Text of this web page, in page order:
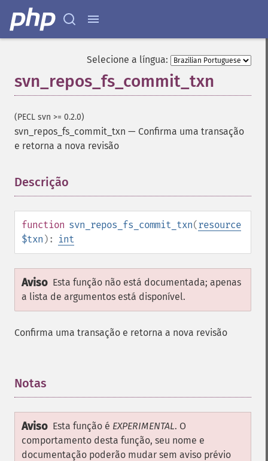
Selecione a língua:
svn_repos_fs_commit_txn
(PECL svn >= 0.2.0)
svn_repos_fs_commit_txn — Confirma uma transação
e retorna a nova revisão
Descrição
function svn_repos_fs_commit_txn(resource
$txn ): int
Aviso Esta função não está documentada; apenas
a lista de argumentos está disponível.
Confirma uma transação e retorna a nova revisão
Notas
Aviso Esta função é EXPERIMENTAL. O
comportamento desta função, seu nome e
documentação poderão mudar sem aviso prévio